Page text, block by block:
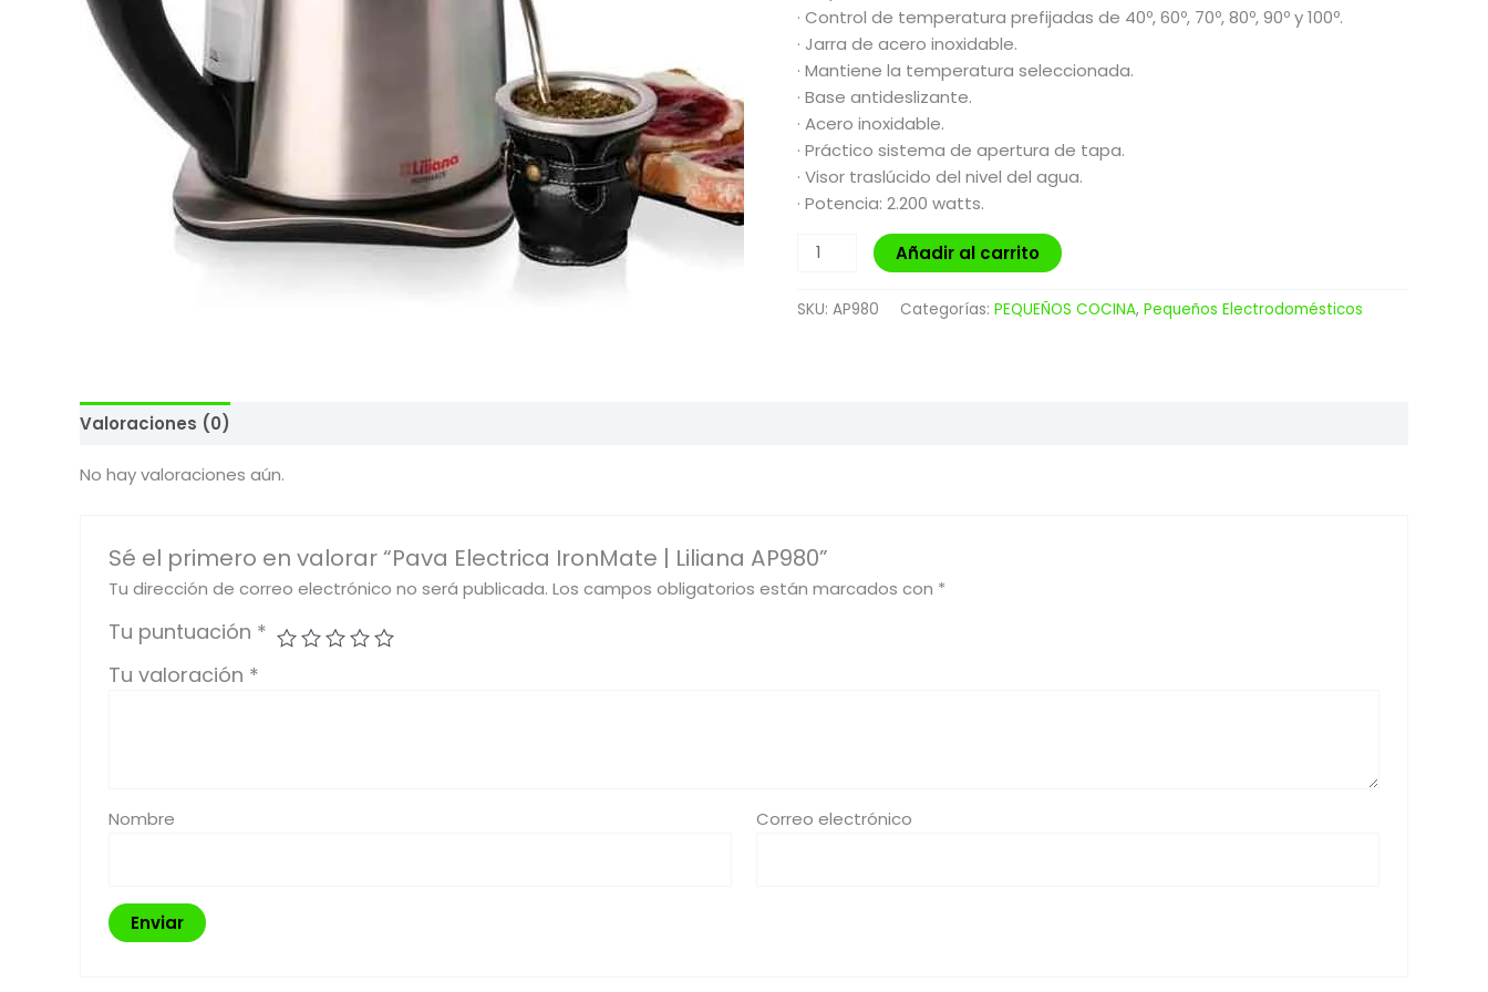
· Control de temperatura prefijadas de 40º, 60º, 70º, 80º, 90º y 100º.
· Jarra de acero inoxidable.
· Mantiene la temperatura seleccionada.
· Base antideslizante.
· Acero inoxidable.
· Práctico sistema de apertura de tapa.
· Visor traslúcido del nivel del agua.
· Potencia: 2.200 watts.
Añadir al carrito
SKU: AP980 Categorías: PEQUEÑOS COCINA, Pequeños Electrodomésticos
Valoraciones (0)
No hay valoraciones aún.
Sé el primero en valorar “Pava Electrica IronMate | Liliana AP980”
Tu dirección de correo electrónico no será publicada. Los campos obligatorios están marcados con *
Tu puntuación *
Tu valoración *
Nombre Correo electrónico